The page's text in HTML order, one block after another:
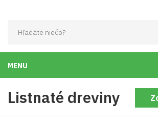
MENU
Listnaté dreviny